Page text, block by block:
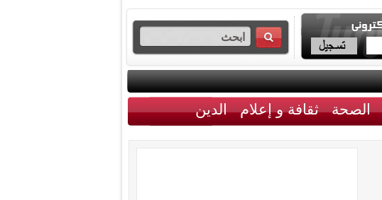
الصحة ثقافة و إعلام الدين